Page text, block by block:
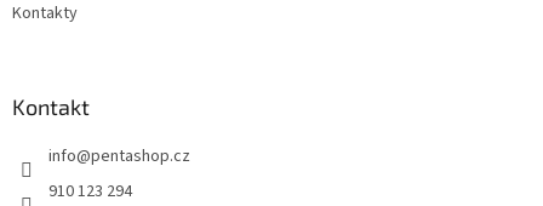
Kontakty
Kontakt
info@pentashop.cz
910 123 294